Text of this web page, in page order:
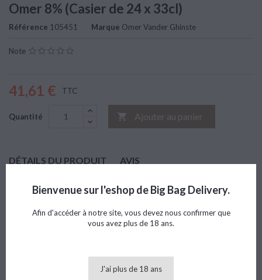
Omer 8% (Casier de 24 x 33cl)
Référence 105451 Marque Omer Vander Ghinste
Note
41,61 € TTC
Quantité  Ajouter au panier
DÉTAILS DU PRODUIT AVIS
MarqueOmer Vander Ghinste
Référence105451
Bienvenue sur l'eshop de Big Bag Delivery.
Afin d'accéder à notre site, vous devez nous confirmer que
vous avez plus de 18 ans.
J'ai plus de 18 ans